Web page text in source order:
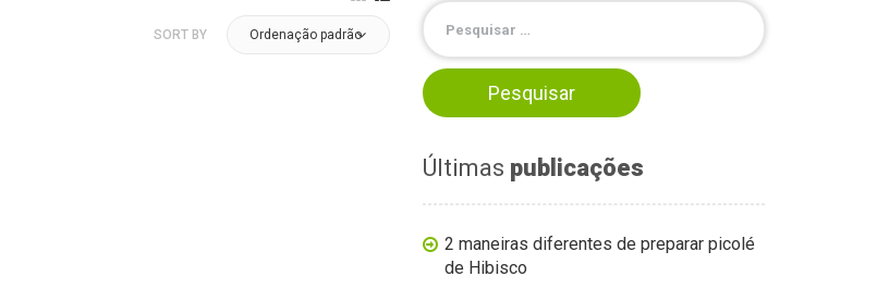
SORT BY Ordenação padrão
Últimas publicações
2 maneiras diferentes de preparar picolé
de Hibisco